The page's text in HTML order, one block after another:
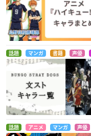
話題 マンガ 書籍 声優
話題 アニメ マンガ 声優